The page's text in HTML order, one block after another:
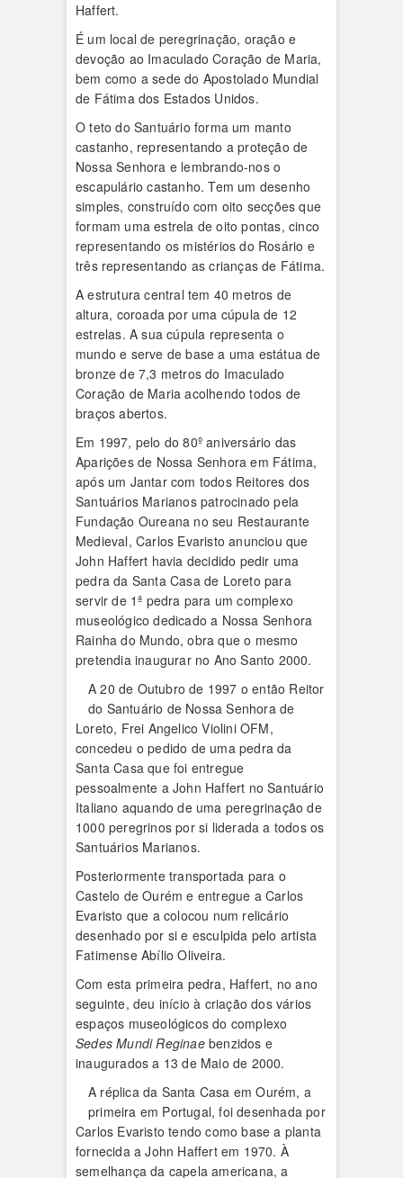
Haffert.
É um local de peregrinação, oração e
devoção ao Imaculado Coração de Maria,
bem como a sede do Apostolado Mundial
de Fátima dos Estados Unidos.
O teto do Santuário forma um manto
castanho, representando a proteção de
Nossa Senhora e lembrando-nos o
escapulário castanho. Tem um desenho
simples, construído com oito secções que
formam uma estrela de oito pontas, cinco
representando os mistérios do Rosário e
três representando as crianças de Fátima.
A estrutura central tem 40 metros de
altura, coroada por uma cúpula de 12
estrelas. A sua cúpula representa o
mundo e serve de base a uma estátua de
bronze de 7,3 metros do Imaculado
Coração de Maria acolhendo todos de
braços abertos.
Em 1997, pelo do 80º aniversário das
Aparições de Nossa Senhora em Fátima,
após um Jantar com todos Reitores dos
Santuários Marianos patrocinado pela
Fundação Oureana no seu Restaurante
Medieval, Carlos Evaristo anunciou que
John Haffert havia decidido pedir uma
pedra da Santa Casa de Loreto para
servir de 1ª pedra para um complexo
museológico dedicado a Nossa Senhora
Rainha do Mundo, obra que o mesmo
pretendia inaugurar no Ano Santo 2000.
A 20 de Outubro de 1997 o então Reitor
do Santuário de Nossa Senhora de
Loreto, Frei Angelico Violini OFM,
concedeu o pedido de uma pedra da
Santa Casa que foi entregue
pessoalmente a John Haffert no Santuário
Italiano aquando de uma peregrinação de
1000 peregrinos por si liderada a todos os
Santuários Marianos.
Posteriormente transportada para o
Castelo de Ourém e entregue a Carlos
Evaristo que a colocou num relicário
desenhado por si e esculpida pelo artista
Fatimense Abílio Oliveira.
Com esta primeira pedra, Haffert, no ano
seguinte, deu início à criação dos vários
espaços museológicos do complexo
Sedes Mundi Reginaebenzidos e
inaugurados a 13 de Maio de 2000.
A réplica da Santa Casa em Ourém, a
primeira em Portugal, foi desenhada por
Carlos Evaristo tendo como base a planta
fornecida a John Haffert em 1970. À
semelhança da capela americana, a